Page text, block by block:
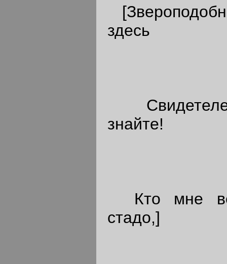
здесь
знайте!
Кто мне
стадо,]